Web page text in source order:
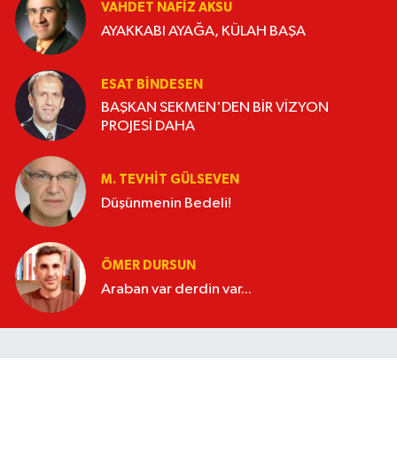
VAHDET NAFIZ AKSU
AYAKKABI AYAĞA, KÜLAH BAŞA
ESAT BİNDESEN
BAŞKAN SEKMEN'DEN BİR VİZYON
PROJESİ DAHA
M. TEVHIT GÜLSEVEN
Düşünmenin Bedeli!
ÖMER DURSUN
Araban var derdin var...